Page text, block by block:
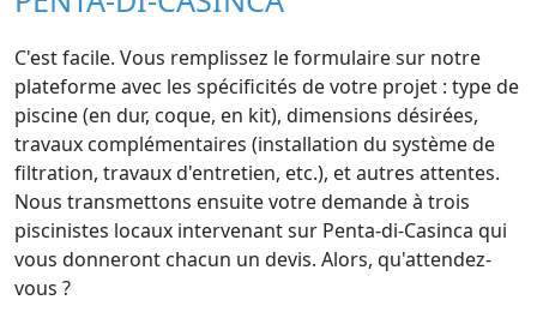
C'est facile. Vous remplissez le formulaire sur notre
plateforme avec les spécificités de votre projet : type de
piscine (en dur, coque, en kit), dimensions désirées,
travaux complémentaires (installation du système de
filtration, travaux d'entretien, etc.), et autres attentes.
Nous transmettons ensuite votre demande à trois
piscinistes locaux intervenant sur Penta-di-Casinca qui
vous donneront chacun un devis. Alors, qu'attendez-
vous ?